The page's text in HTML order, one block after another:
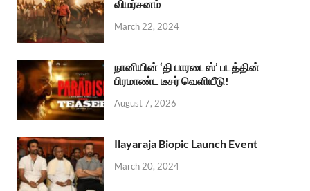
விமர்சனம்
March 22, 2024
நானியின் ‘தி பாரடைஸ்’ படத்தின்
பிரமாண்ட டீசர் வெளியீடு!
August 7, 2026
Ilayaraja Biopic Launch Event
March 20, 2024